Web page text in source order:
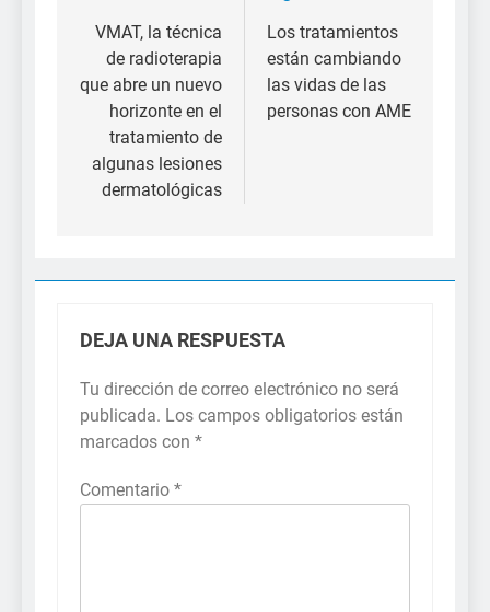
de
entradas
VMAT, la técnica
de radioterapia
que abre un nuevo
horizonte en el
tratamiento de
algunas lesiones
dermatológicas
Los tratamientos
están cambiando
las vidas de las
personas con AME
DEJA UNA RESPUESTA
Tu dirección de correo electrónico no será
publicada. Los campos obligatorios están
marcados con *
Comentario *